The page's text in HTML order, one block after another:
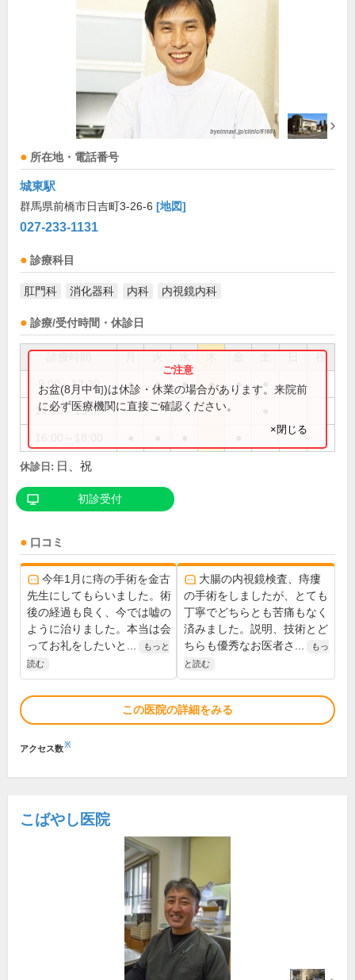
所在地・電話番号
城東駅
群馬県前橋市日吉町3-26-6 [地図]
027-233-1131
診療科目
肛門科 消化器科 内科 内視鏡内科
診療/受付時間・休診日
祝
9:00～12:30 ● ● ● ● ●
14:00～15:00
お盆(8月中旬)は休診・休業の場合があります。来院前
に必ず医療機関に直接ご確認ください。
×閉じる
休診日: 日、祝
初診受付
口コミ
今年1月に痔の手術を金古
先生にしてもらいました。術
後の経過も良く、今では嘘の
ように治りました。本当は会
ってお礼をしたいと...
もっと
読む
大腸の内視鏡検査、痔瘻
の手術をしましたが、とても
丁寧でどちらとも苦痛もなく
済みました。説明、技術とど
ちらも優秀なお医者さ...
もっ
と読む
この医院の詳細をみる
アクセス数※
こばやし医院